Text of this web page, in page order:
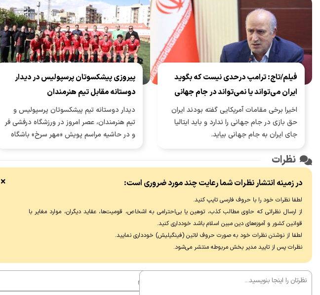
فیلم/تاج: ترامپ درحدی نیست که بگوید
ایران می‌تواند یا نمی‌تواند در جام جهانی
شرکت کند
اخیرا برخی مقامات آمریکایی گفته بودند ایران
حق بازی در جام جهانی را ندارد و باید ایتالیا
جای ایران به جام جهانی بیاید.
پیروزی پیشکسوتان پرسپولیس در دیدار
دوستانه مقابل تیم هنرمندان
دیدار دوستانه تیم پیشکسوتان پرسپولیس و
تیم هنرمندان، عصر امروز در ورزشگاه درفشی فر
و در حاشیه مراسم پویش «مهر سرخ» باشگاه
نظرات
در زمینه انتشار نظرات شما رعایت چند مورد ضروری است:
لطفا نظرات خود را با حروف فارسی تایپ کنید.
از ارسال نظراتی که حاوی مطالب کذب، توهین یا بی‌احترامی به اشخاص، قومیت‌ها، عقاید دیگران، موارد مغایر با
قوانین کشور و آموزه‌های دین مبین اسلام باشد خودداری کنید.
لطفا از نوشتن نظرات خود به صورت حروف لاتین (فینگیلیش) خودداری نماييد.
نظرات پس از تایید مدیر بخش مربوطه منتشر می‌شود.
×